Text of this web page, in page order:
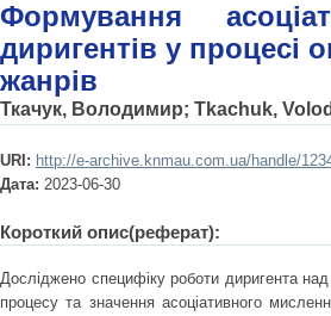
Формування
диригентів у процесі
жанрів
Ткачук, Володимир; Tkachuk,
URI: http://e-archive.knmau.com.ua/handle/
Дата: 2023-06-30
Короткий опис(реферат):
Досліджено специфіку роботи диригента
процесу та значення асоціативного